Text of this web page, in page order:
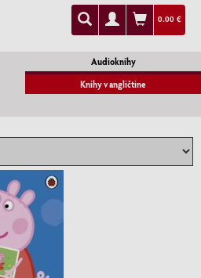
0.00 €
Audioknihy
Knihy v angličtine